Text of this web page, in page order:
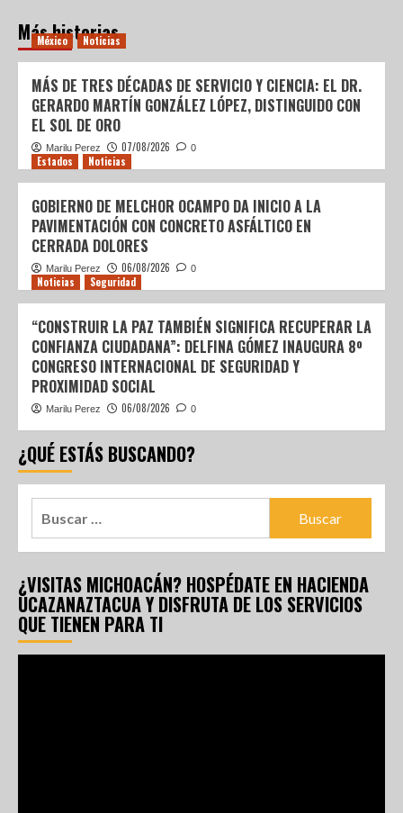
Más historias
México Noticias
MÁS DE TRES DÉCADAS DE SERVICIO Y CIENCIA: EL DR.
GERARDO MARTÍN GONZÁLEZ LÓPEZ, DISTINGUIDO CON
EL SOL DE ORO
Marilu Perez 07/08/2026 0
Estados Noticias
GOBIERNO DE MELCHOR OCAMPO DA INICIO A LA
PAVIMENTACIÓN CON CONCRETO ASFÁLTICO EN
CERRADA DOLORES
Marilu Perez 06/08/2026 0
Noticias Seguridad
“CONSTRUIR LA PAZ TAMBIÉN SIGNIFICA RECUPERAR LA
CONFIANZA CIUDADANA”: DELFINA GÓMEZ INAUGURA 8º
CONGRESO INTERNACIONAL DE SEGURIDAD Y
PROXIMIDAD SOCIAL
Marilu Perez 06/08/2026 0
¿QUÉ ESTÁS BUSCANDO?
¿VISITAS MICHOACÁN? HOSPÉDATE EN HACIENDA
UCAZANAZTACUA Y DISFRUTA DE LOS SERVICIOS
QUE TIENEN PARA TI